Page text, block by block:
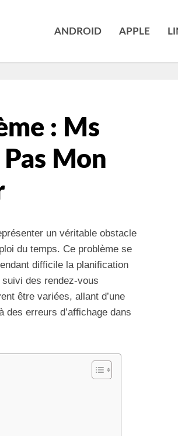
ANDROID APPLE
: Ms
Mon
un véritable obstacle
du temps. Ce problème se
difficile la planification
des rendez-vous
être variées, allant d’une
erreurs d’affichage dans